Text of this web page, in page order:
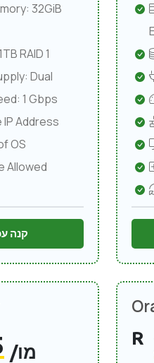
32GiB
RAID 1
Dual
1 Gbps
IP Address
OS
Allowed
קנה
/מו
R